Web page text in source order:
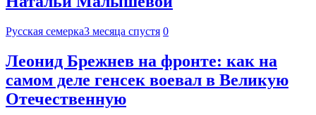
Русская семерка3 месяца спустя 0
Леонид Брежнев на фронте: как на
самом деле генсек воевал в Великую
Отечественную